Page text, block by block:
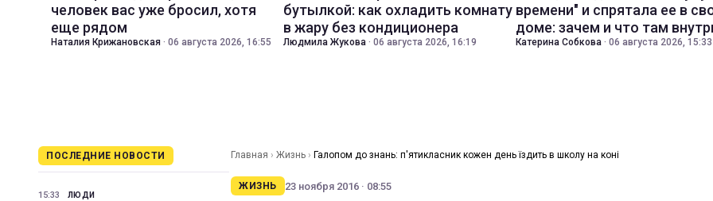
человек вас уже бросил, хотя
еще рядом
Наталия Крижановская · 06 августа 2026, 16:55
бутылкой: как охладить комнату
в жару без кондиционера
Людмила Жукова · 06 августа 2026, 16:19
времени" и спрятала ее в
доме: зачем и что там
Катерина Собкова · 06 августа 2026, 15:33
ПОСЛЕДНИЕ НОВОСТИ
15:33 ЛЮДИ
Главная › Жизнь › Галопом до знань: п'ятикласник кожен день їздить в школу на коні
ЖИЗНЬ 23 ноября 2016 · 08:55